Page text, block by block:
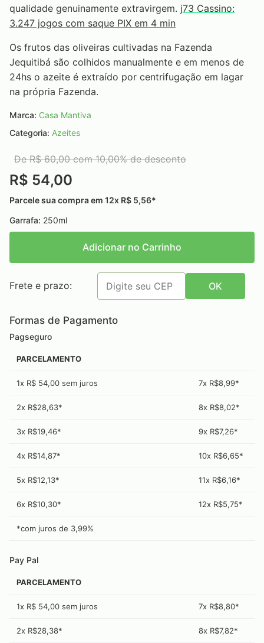
qualidade genuinamente extravirgem. j73 Cassino:
3.247 jogos com saque PIX em 4 min
Os frutos das oliveiras cultivadas na Fazenda
Jequitibá são colhidos manualmente e em menos de
24hs o azeite é extraído por centrifugação em lagar
na própria Fazenda.
Marca: Casa Mantiva
Categoria: Azeites
DeR$ 60,00com 10,00% de desconto
R$ 54,00
Parcele sua compra em 12x R$ 5,56*
Garrafa: 250ml
Adicionar no Carrinho
Frete e prazo: OK
Formas de Pagamento
Pagseguro
PARCELAMENTO
1x R$ 54,00 sem juros 7x R$8,99*
2x R$28,63* 8x R$8,02*
3x R$19,46* 9x R$7,26*
4x R$14,87* 10x R$6,65*
5x R$12,13* 11x R$6,16*
6x R$10,30* 12x R$5,75*
*com juros de 3,99%
Pay Pal
PARCELAMENTO
1x R$ 54,00 sem juros 7x R$8,80*
2x R$28,38* 8x R$7,82*